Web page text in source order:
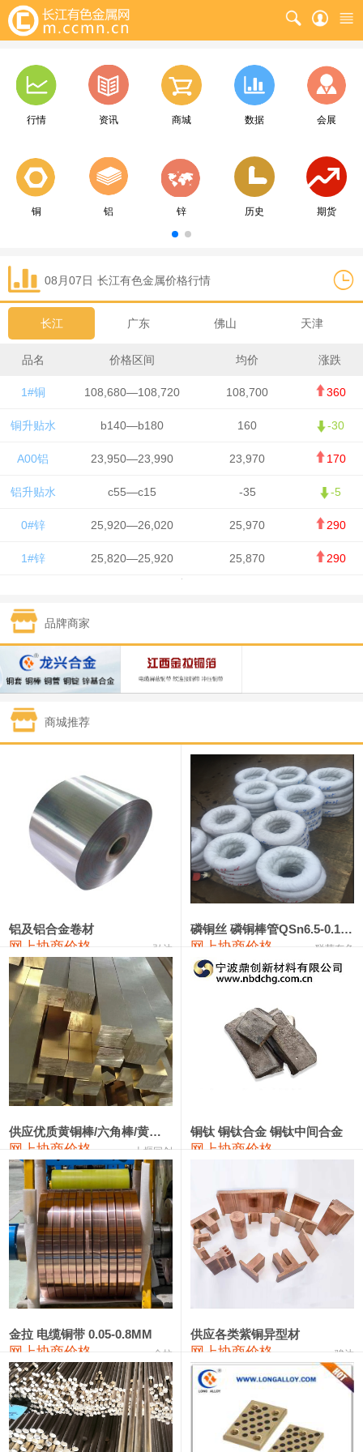
行情 资讯 商城 数据 会展
铜 铝 锌 历史 期货
08月07日 长江有色金属价格行情
长江 广东 佛山 天津
品名 价格区间 均价 涨跌
1#铜 108,680—108,720 108,700 360
铜升贴水 b140—b180 160 -30
A00铝 23,950—23,990 23,970 170
铝升贴水 c55—c15 -35 -5
0#锌 25,920—26,020 25,970 290
1#锌 25,820—25,920 25,870 290
1#锡 434,000—436,000
1#镍 129,550—130,750
1#白银 15,100—15,110 15,105 -70
钯金
331,000 -10,000
89,000—95,000 92,000 1,000
2#锑 85,000—91,000 88,000 1,000
1#镁 17,000—18,000 17,500 0
18,900—19,100 19,000 100
1#电解锰(99.7%袋装) 18,000—18,200 18,100 100
1#铬 60,000—82,000
553#硅 9,300—9,500
441#硅 9,600—9,800 9,700
3303#硅 10,300—10,500 10,400
2202#硅 14,100—14,300
金属硅3303#-2202# 10,400—14,200 12,300 0
漆包线 111,970—115,970 113,970
磷铜合金 110,800—117,600 114,200 400
无氧铜丝(硬) 109,710—110,010 109,860
R410A专用紫铜管 113,700—113,700
铸造铝合金锭(A380） 26,300—26,500 26,400 100
铝合金ADC12 24,200—24,400 100
铸造铝合金锭(ZL102) 24,300—24,500 24,400
品牌商家
商城推荐
铝及铝合金卷材
网上协商价格 弘达
磷铜丝 磷铜棒管QSn6.5-0.1 7-0.2 8-0.3
网上协商价格 联荣有色
供应优质黄铜棒/六角棒/黄铜方板
网上协商价格 十堰同创
铜钛 铜钛合金 铜钛中间合金
网上协商价格
金拉 电缆铜带 0.05-0.8MM
网上协商价格 金拉
供应各类紫铜异型材
网上协商价格 骏达